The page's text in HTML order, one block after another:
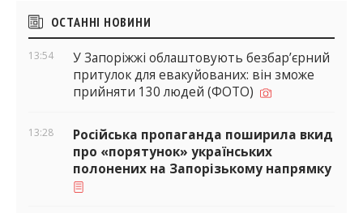
Бічні
віджети
ОСТАННІ НОВИНИ
13:54
У Запоріжжі облаштовують безбар’єрний
притулок для евакуйованих: він зможе
прийняти 130 людей (ФОТО)
13:28
Російська пропаганда поширила вкид
про «порятунок» українських
полонених на Запорізькому напрямку